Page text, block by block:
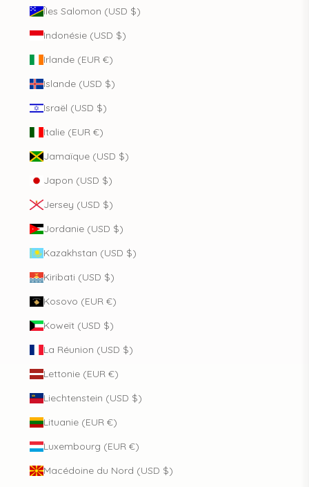
Îles Salomon (USD $)
Indonésie (USD $)
Irlande (EUR €)
Islande (USD $)
Israël (USD $)
Italie (EUR €)
Jamaïque (USD $)
Japon (USD $)
Jersey (USD $)
Jordanie (USD $)
Kazakhstan (USD $)
Kiribati (USD $)
Kosovo (EUR €)
Koweït (USD $)
La Réunion (USD $)
Lettonie (EUR €)
Liechtenstein (USD $)
Lituanie (EUR €)
Luxembourg (EUR €)
Macédoine du Nord (USD $)